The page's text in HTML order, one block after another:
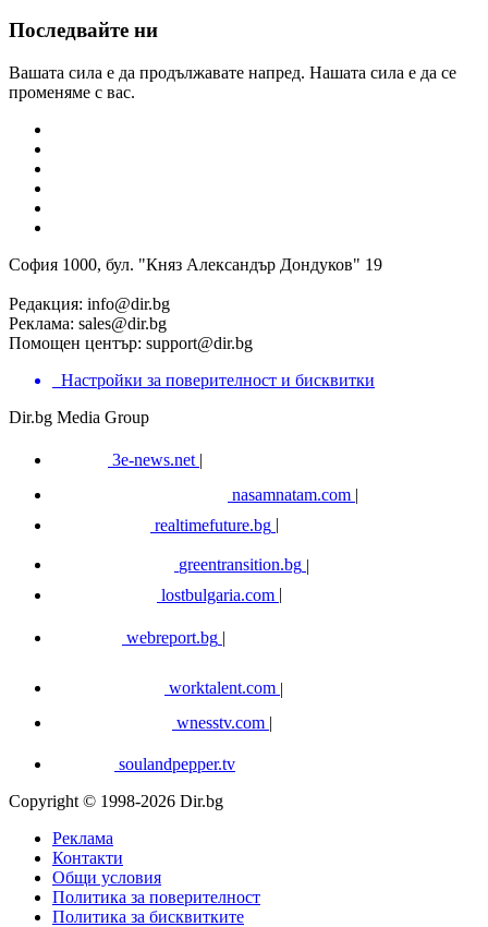
Последвайте ни
Вашата сила е да продължавате напред. Нашата сила е да се
променяме с вас.
София 1000, бул. "Княз Александър Дондуков" 19
Редакция: info@dir.bg
Реклама: sales@dir.bg
Помощен център: support@dir.bg
Настройки за поверителност и бисквитки
Dir.bg Media Group
3e-news.net |
nasamnatam.com
realtimefuture.bg
greentransition.bg |
lostbulgaria.com
webreport.bg |
worktalent.com |
wnesstv.com |
soulandpepper.tv
Copyright © 1998-2026 Dir.bg
Реклама
Контакти
Общи условия
Политика за поверителност
Политика за бисквитките